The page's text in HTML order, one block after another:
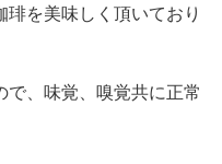
を美味しく頂いており
で、味覚、嗅覚共に正常